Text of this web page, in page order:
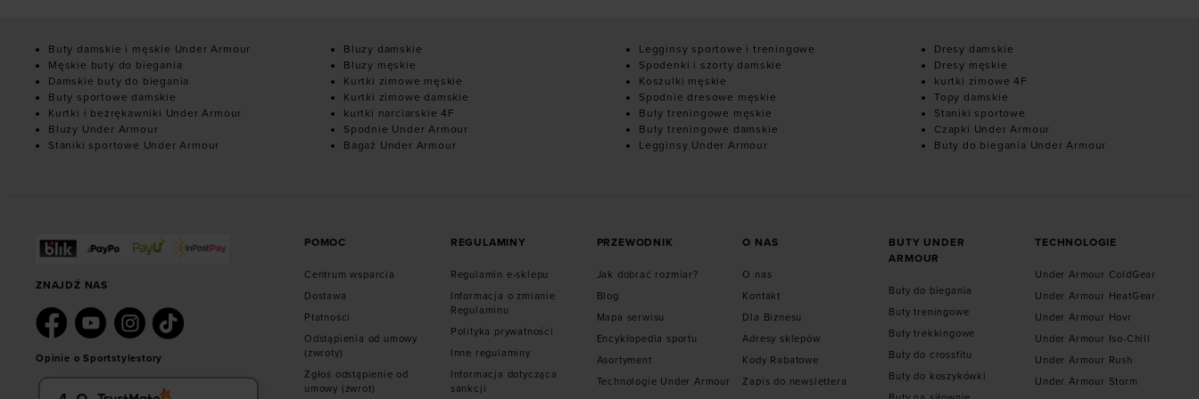
Buty damskie i męskie Under Armour
Męskie buty do biegania
Damskie buty do biegania
Buty sportowe damskie
Kurtki i bezrękawniki Under Armour
Bluzy Under Armour
Staniki sportowe Under Armour
Bluzy damskie
Bluzy męskie
Kurtki zimowe męskie
Kurtki zimowe damskie
kurtki narciarskie 4F
Spodnie Under Armour
Bagaż Under Armour
Legginsy sportowe i treningowe
Spodenki i szorty damskie
Koszulki męskie
Spodnie dresowe męskie
Buty treningowe męskie
Buty treningowe damskie
Legginsy Under Armour
Dresy damskie
Dresy męskie
kurtki zimowe 4F
Topy damskie
Staniki sportowe
Czapki Under Armour
Buty do biegania Under Armour
ZNAJDŹ NAS
Opinie o Sportstylestory
POMOC
Centrum wsparcia
Dostawa
Płatności
Odstąpienia od umowy
(zwroty)
Zgłoś odstąpienie od
umowy (zwrot)
REGULAMINY
Regulamin e-sklepu
Informacja o zmianie
Regulaminu
Polityka prywatności
Inne regulaminy
Informacja dotycząca
sankcji
PRZEWODNIK
Jak dobrać rozmiar?
Blog
Mapa serwisu
Encyklopedia sportu
Asortyment
Technologie Under Armour
O NAS
O nas
Kontakt
Dla Biznesu
Adresy sklepów
Kody Rabatowe
Zapis do newslettera
BUTY UNDER
ARMOUR
Buty do biegania
Buty treningowe
Buty trekkingowe
Buty do crossfitu
Buty do koszykówki
TECHNOLOGIE
Under Armour ColdGear
Under Armour HeatGear
Under Armour Hovr
Under Armour Iso-Chill
Under Armour Rush
Under Armour Storm